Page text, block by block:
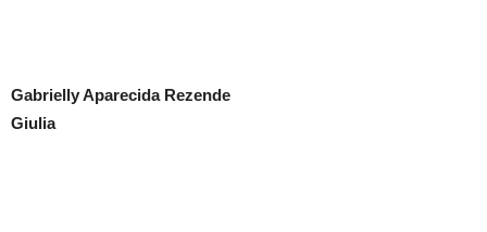
Gabrielly Aparecida Rezende
Giulia